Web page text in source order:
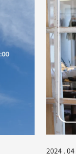
2024 . 04